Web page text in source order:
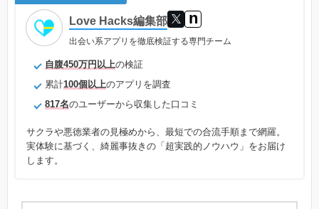
Love Hacks編集部 n
出会い系アプリを徹底検証する専門チーム
自腹450万円以上の検証
累計100個以上のアプリを調査
817名のユーザーから収集した口コミ
サクラや悪徳業者の見極めから、最短での合流手順まで網羅。
実体験に基づく、綺麗事抜きの「超実践的ノウハウ」をお届け
します。